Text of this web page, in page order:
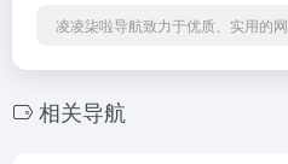
凌凌柒啦导航致力于优质、实用的
相关导航